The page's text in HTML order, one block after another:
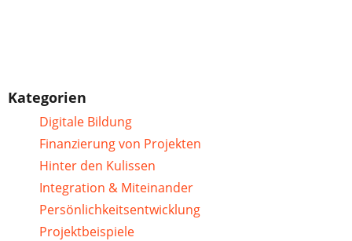
Kategorien
Digitale Bildung
Finanzierung von Projekten
Hinter den Kulissen
Integration & Miteinander
Persönlichkeitsentwicklung
Projektbeispiele